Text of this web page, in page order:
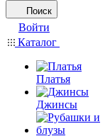
Поиск
Войти
Каталог
Платья
Джинсы